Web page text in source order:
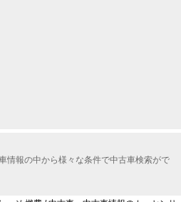
情報の中から様々な条件で中古車検索がで